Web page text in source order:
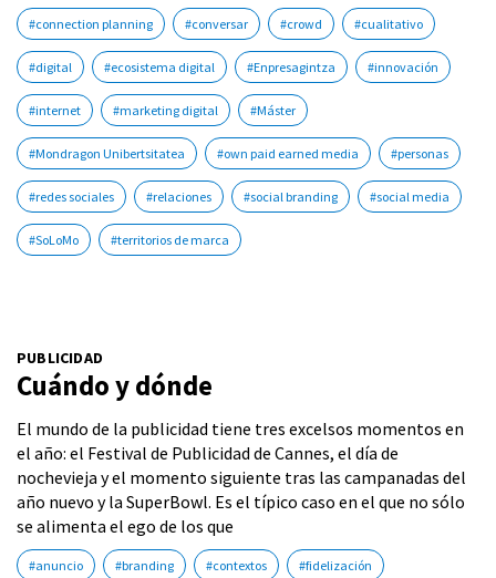
#connection planning #conversar #crowd #cualitativo
#digital #ecosistema digital #Enpresagintza #innovación
#internet #marketing digital #Máster
#Mondragon Unibertsitatea #own paid earned media #personas
#redes sociales #relaciones #social branding #social media
#SoLoMo #territorios de marca
PUBLICIDAD
Cuándo y dónde
El mundo de la publicidad tiene tres excelsos momentos en
el año: el Festival de Publicidad de Cannes, el día de
nochevieja y el momento siguiente tras las campanadas del
año nuevo y la SuperBowl. Es el típico caso en el que no sólo
se alimenta el ego de los que
#anuncio #branding #contextos #fidelización